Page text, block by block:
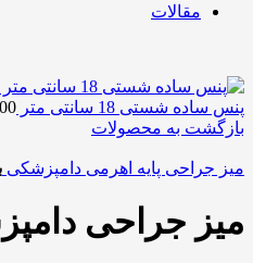
مقالات
پنس ساده شستی 18 سانتی متر BJB
بازگشت به محصولات
میز جراحی پایه اهرمی دامپزشکی
میز جراحی